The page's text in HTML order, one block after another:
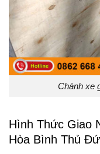
Chành xe
Hình Thức Giao
Hòa Bình Thủ